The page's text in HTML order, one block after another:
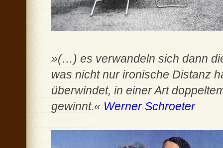
»(…) es verwandeln sich dann
was nicht nur ironische Distanz
überwindet, in einer Art
gewinnt.« Werner Schroeter